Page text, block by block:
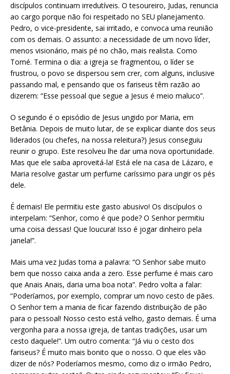
discípulos continuam irredutíveis. O tesoureiro, Judas, renuncia
ao cargo porque não foi respeitado no SEU planejamento.
Pedro, o vice-presidente, sai irritado, e convoca uma reunião
com os demais. O assunto: a necessidade de um novo líder,
menos visionário, mais pé no chão, mais realista. Como
Tomé. Termina o dia: a igreja se fragmentou, o líder se
frustrou, o povo se dispersou sem crer, com alguns, inclusive
passando mal, e pensando que os fariseus têm razão ao
dizerem: “Esse pessoal que segue a Jesus é meio maluco”.
O segundo é o episódio de Jesus ungido por Maria, em
Betânia. Depois de muito lutar, de se explicar diante dos seus
liderados (ou chefes, na nossa releitura?) Jesus conseguiu
reunir o grupo. Este resolveu lhe dar uma nova oportunidade.
Mas que ele saiba aproveitá-la! Está ele na casa de Lázaro, e
Maria resolve gastar um perfume caríssimo para ungir os pés
dele.
É demais! Ele permitiu este gasto abusivo! Os discípulos o
interpelam: “Senhor, como é que pode? O Senhor permitiu
uma coisa dessas! Que loucura! Isso é jogar dinheiro pela
janela!”.
Mais uma vez Judas toma a palavra: “O Senhor sabe muito
bem que nosso caixa anda a zero. Esse perfume é mais caro
que Anais Anais, daria uma boa nota”. Pedro volta a falar:
“Poderíamos, por exemplo, comprar um novo cesto de pães.
O Senhor tem a mania de ficar fazendo distribuição de pão
para o pessoal! Nosso cesto está velho, gasto demais. É uma
vergonha para a nossa igreja, de tantas tradições, usar um
cesto daquele!”. Um outro comenta: “Já viu o cesto dos
fariseus? É muito mais bonito que o nosso. O que eles vão
dizer de nós? Poderíamos mesmo, como diz o irmão Pedro,